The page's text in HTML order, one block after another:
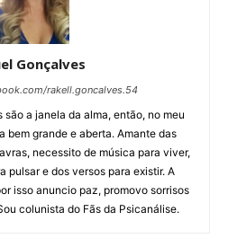
Gonçalves
rakell.goncalves.54
são a janela da alma, então, no meu
bem grande e aberta. Amante das
necessito de música para viver,
pulsar e dos versos para existir. A
isso anuncio paz, promovo sorrisos
colunista do Fãs da Psicanálise.